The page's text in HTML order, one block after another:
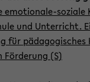
emotionale-soziale
und Unterricht.
für pädagogisches
Förderung (S)